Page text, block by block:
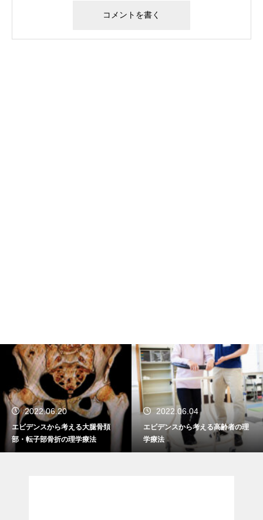
2022.06.20
エビデンスから考える大腿骨頚
部・転子部骨折の理学療法
2022.06.04
エビデンスから考える高齢者の理
学療法